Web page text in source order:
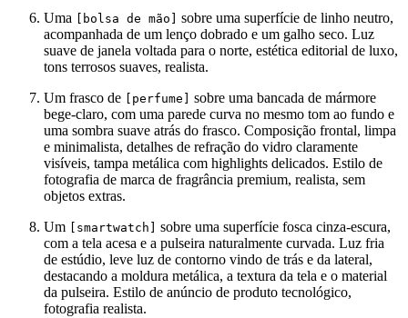
Uma
[bolsa de mão]
sobre uma superfície de linho neutro,
acompanhada de um lenço dobrado e um galho seco. Luz
suave de janela voltada para o norte, estética editorial de luxo,
tons terrosos suaves, realista.
Um frasco de
[perfume]
sobre uma bancada de mármore
bege-claro, com uma parede curva no mesmo tom ao fundo e
uma sombra suave atrás do frasco. Composição frontal, limpa
e minimalista, detalhes de refração do vidro claramente
visíveis, tampa metálica com highlights delicados. Estilo de
fotografia de marca de fragrância premium, realista, sem
objetos extras.
Um
[smartwatch]
sobre uma superfície fosca cinza-escura,
com a tela acesa e a pulseira naturalmente curvada. Luz fria
de estúdio, leve luz de contorno vindo de trás e da lateral,
destacando a moldura metálica, a textura da tela e o material
da pulseira. Estilo de anúncio de produto tecnológico,
fotografia realista.